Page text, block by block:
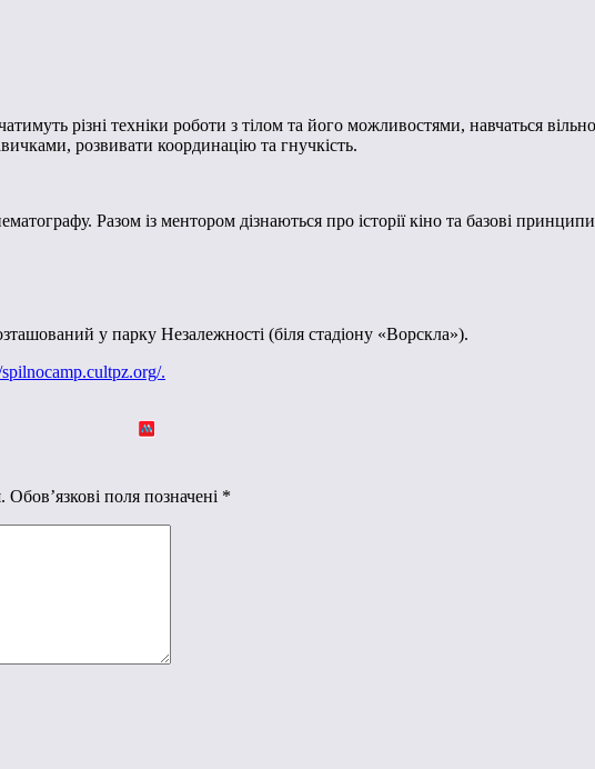
різні техніки роботи з тілом та його можливостями, навчаться
розвивати координацію та гнучкість.
Разом із ментором дізнаються про історії кіно та базові
у парку Незалежності (біля стадіону «Ворскла»).
.
Обов’язкові поля позначені *